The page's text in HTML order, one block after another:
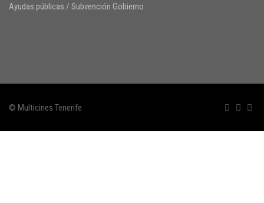
Ayudas públicas / Subvención Gobierno
© Multicines Tenerife